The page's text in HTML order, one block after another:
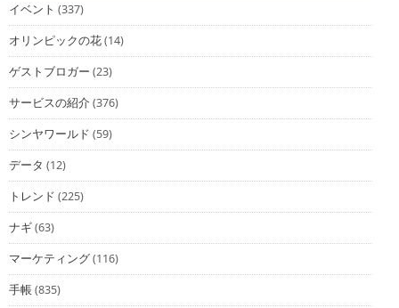
イベント (337)
オリンピックの花(14)
ゲストブロガー (23)
サービスの紹介(376)
シンヤワールド (59)
データ (12)
トレンド (225)
ナギ(63)
マーケティング(116)
手帳(835)